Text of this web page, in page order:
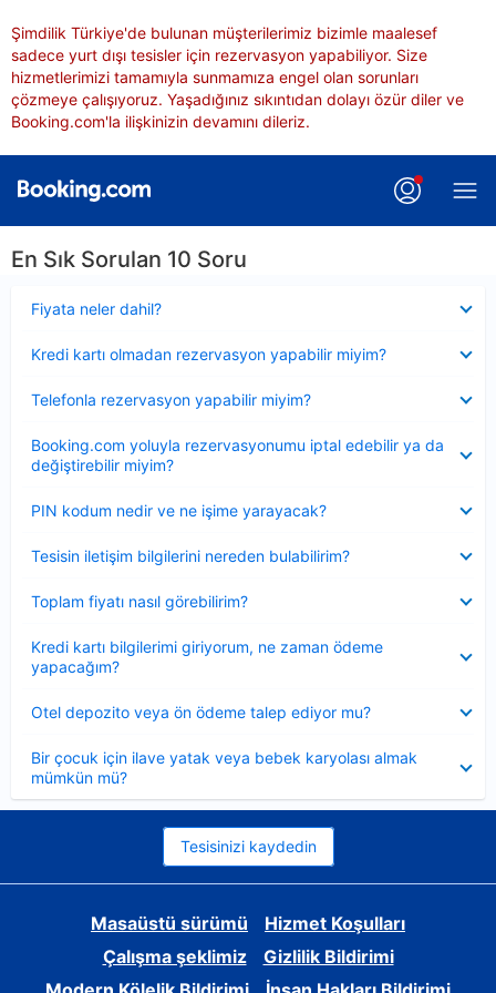
Şimdilik Türkiye'de bulunan müşterilerimiz bizimle maalesef
sadece yurt dışı tesisler için rezervasyon yapabiliyor. Size
hizmetlerimizi tamamıyla sunmamıza engel olan sorunları
çözmeye çalışıyoruz. Yaşadığınız sıkıntıdan dolayı özür diler ve
Booking.com'la ilişkinizin devamını dileriz.
En Sık Sorulan 10 Soru
Fiyata neler dahil?
Kredi kartı olmadan rezervasyon yapabilir miyim?
Telefonla rezervasyon yapabilir miyim?
Booking.com yoluyla rezervasyonumu iptal edebilir ya da
değiştirebilir miyim?
PIN kodum nedir ve ne işime yarayacak?
Tesisin iletişim bilgilerini nereden bulabilirim?
Toplam fiyatı nasıl görebilirim?
Kredi kartı bilgilerimi giriyorum, ne zaman ödeme
yapacağım?
Otel depozito veya ön ödeme talep ediyor mu?
Bir çocuk için ilave yatak veya bebek karyolası almak
mümkün mü?
Tesisinizi kaydedin
Masaüstü sürümü
Hizmet Koşulları
Çalışma şeklimiz
Gizlilik Bildirimi